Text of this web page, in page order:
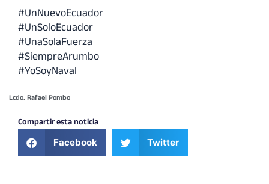
#UnNuevoEcuador
#UnSoloEcuador
#UnaSolaFuerza
#SiempreArumbo
#YoSoyNaval
Lcdo. Rafael Pombo
Compartir esta noticia
Facebook Twitter